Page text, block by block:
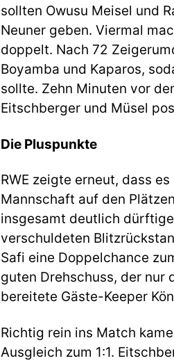
sollten Owusu Meisel und
Neuner geben. Viermal
doppelt. Nach 72
Boyamba und Kaparos,
sollte. Zehn Minuten vor
Eitschberger und Müsel
Die Pluspunkte
RWE zeigte erneut, dass
Mannschaft auf den
insgesamt deutlich
verschuldeten
Safi eine Doppelchance
guten Drehschuss, der nur
bereitete Gäste-Keeper
Richtig rein ins Match
Ausgleich zum 1:1.